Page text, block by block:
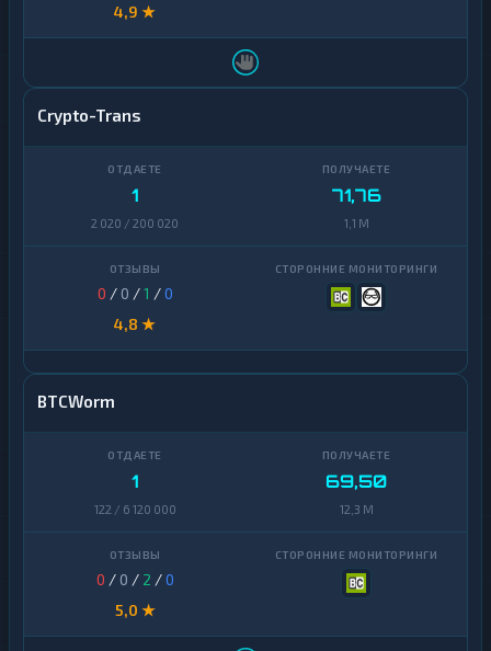
4,9 ★
Crypto-Trans
1
2 020 / 200 020
71,76
1,1 M
0 / 0 /1 /0
4,8 ★
BTCWorm
1
122 / 6 120 000
69,50
12,3 M
0 / 0 / 2 /0
5,0 ★